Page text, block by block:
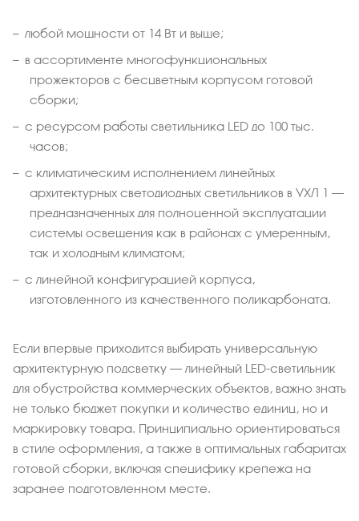
любой мощности от 14 Вт и выше;
в ассортименте многофункциональных
прожекторов с бесцветным корпусом готовой
сборки;
с ресурсом работы светильника LED до 100 тыс.
часов;
с климатическим исполнением линейных
архитектурных светодиодных светильников в УХЛ 1 –
предназначенных для полноценной эксплуатации
системы освещения как в районах с умеренным,
так и холодным климатом;
с линейной конфигурацией корпуса,
изготовленного из качественного поликарбоната.
Если впервые приходится выбирать универсальную
архитектурную подсветку – линейный LED-светильник
для обустройства коммерческих объектов, важно знать
не только бюджет покупки и количество единиц, но и
маркировку товара. Принципиально ориентироваться
в стиле оформления, а также в оптимальных габаритах
готовой сборки, включая специфику крепежа на
заранее подготовленном месте.